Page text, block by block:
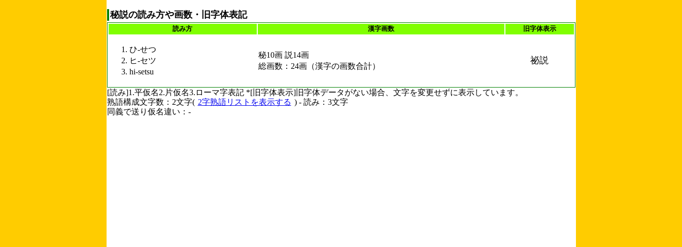
秘説の読み方や画数・旧字体表記
読み方 漢字画数 旧字体表示
ひ-せつ
ヒ-セツ
hi-setsu
秘10画 説14画
総画数：24画（漢字の画数合計）
祕説
[読み]1.平仮名2.片仮名3.ローマ字表記 *[旧字体表示]旧字体データがない場合、文字を変更せずに表示しています。
熟語構成文字数：2文字( 2字熟語リストを表示する ) - 読み：3文字
同義で送り仮名違い：-